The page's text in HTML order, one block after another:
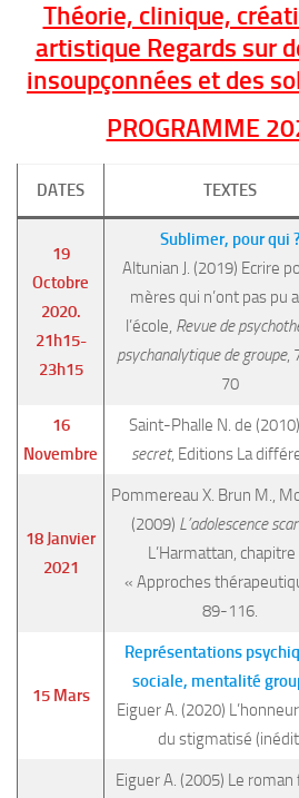
Théorie, clinique,
artistique Regards sur
insoupçonnées et des
PROGRAMME
DATES TEXTES
19
Octobre
2020.
21h15-
23h15
Sublimer, pour qui ?
Altunian J. (2019) Ecrire
mères qui n’ont pas pu
l’école, Revue de
psychanalytique de groupe,
70
16
Novembre
Saint-Phalle N. de (2010)
secret, Editions La
18 Janvier
2021
Pommereau X. Brun M.,
(2009) L’adolescence
L’Harmattan, chapitre
« Approches
89-116.
15 Mars
Représentations
sociale, mentalité
Eiguer A. (2020)
du stigmatisé
Eiguer A. (2005) Le roman